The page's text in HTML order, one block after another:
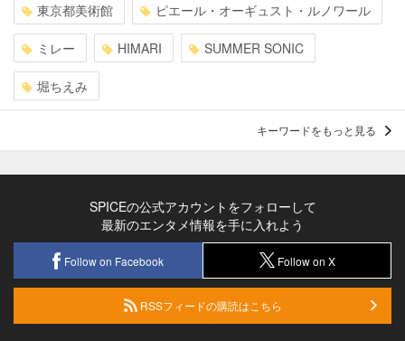
東京都美術館 ピエール・オーギュスト・ルノワール
ミレー HIMARI SUMMER SONIC
堀ちえみ
キーワードをもっと見る
SPICEの公式アカウントをフォローして
最新のエンタメ情報を手に入れよう
Follow on Facebook Follow on X
RSSフィードの購読はこちら